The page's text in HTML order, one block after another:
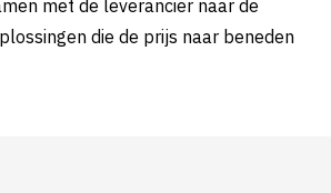
met de leverancier naar de
die de prijs naar beneden